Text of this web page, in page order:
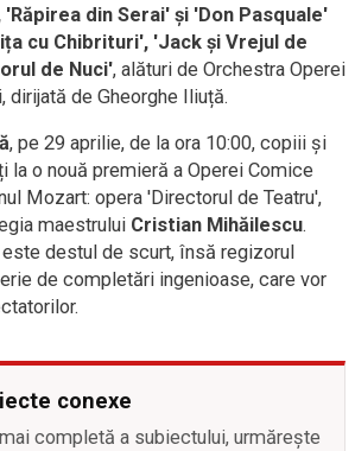
din Serai' și 'Don Pasquale'
cu Chibrituri', 'Jack și Vrejul de
de Nuci', alături de Orchestra Operei
dirijată de Gheorghe Iliuță.
, pe 29 aprilie, de la ora 10:00, copiii și
la o nouă premieră a Operei Comice
Mozart: opera 'Directorul de Teatru',
maestrului Cristian Mihăilescu.
destul de scurt, însă regizorul
de completări ingenioase, care vor
conexe
completă a subiectului, urmărește